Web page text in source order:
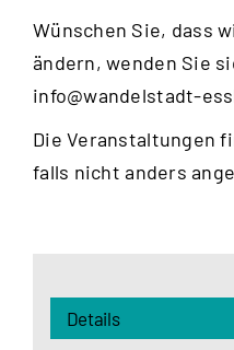
Wünschen Sie, dass
ändern, wenden Sie
info@wandelstadt-
Die Veranstaltungen
falls nicht anders
Details